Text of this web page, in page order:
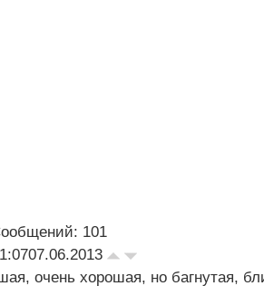
101
07.06.2013
очень хорошая, но багнутая,